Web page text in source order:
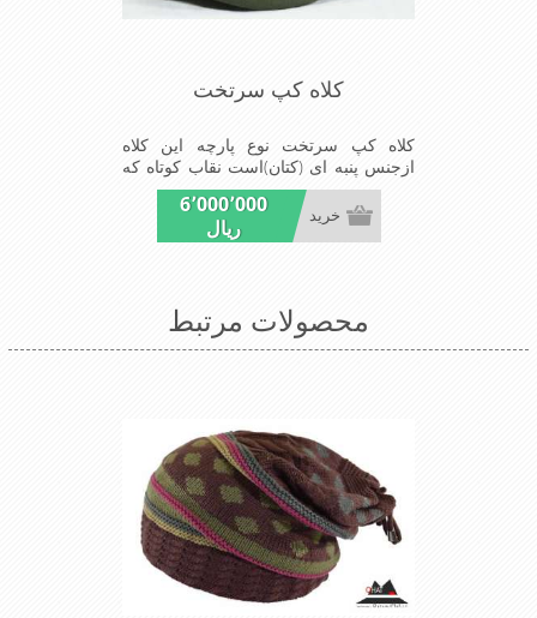
کلاه کپ سرتخت
کلاه کپ سرتخت نوع پارچه این کلاه
ازجنس پنبه ای (کتان)است نقاب کوتاه که
مناسب این شکل ازکلاه است شیک و
مناسب افراد خوش پوش جنس عالی
,دوخت مناسب , سبکی, خوش فرمی از
6٬000٬000
ریال
خرید
محصولات مرتبط